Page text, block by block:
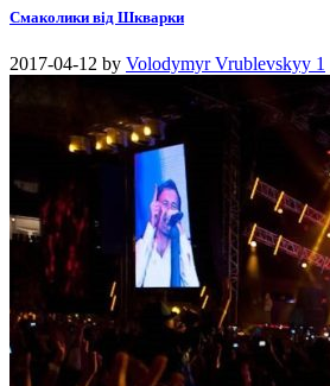
Смаколики від Шкварки
2017-04-12 by Volodymyr Vrublevskyy 1